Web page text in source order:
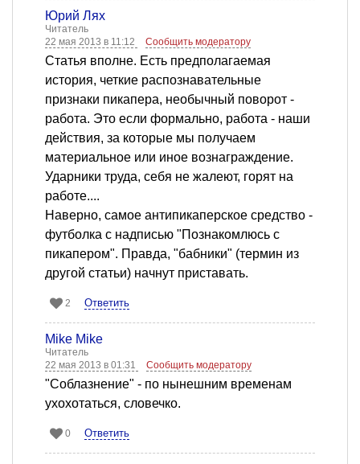
Юрий Лях
Читатель
22 мая 2013 в 11:12
Сообщить модератору
Статья вполне. Есть предполагаемая
история, четкие распознавательные
признаки пикапера, необычный поворот -
работа. Это если формально, работа - наши
действия, за которые мы получаем
материальное или иное вознаграждение.
Ударники труда, себя не жалеют, горят на
работе....
Наверно, самое антипикаперское средство -
футболка с надписью "Познакомлюсь с
пикапером". Правда, "бабники" (термин из
другой статьи) начнут приставать.
2 Ответить
Mike Mike
Читатель
22 мая 2013 в 01:31
Сообщить модератору
"Соблазнение" - по нынешним временам
ухохотаться, словечко.
0 Ответить